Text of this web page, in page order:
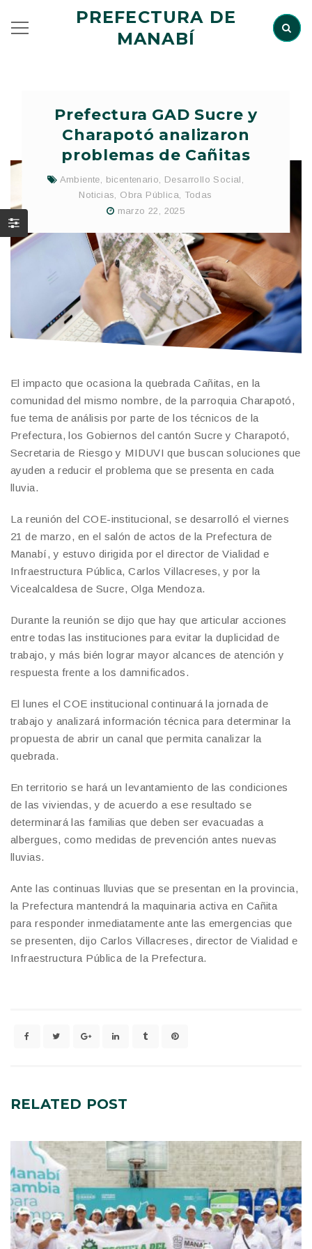
PREFECTURA DE
MANABÍ
Prefectura GAD Sucre y
Charapotó analizaron
problemas de Cañitas
Ambiente, bicentenario, Desarrollo Social ,
Noticias, Obra Pública, Todas
marzo 22, 2025
El impacto que ocasiona la quebrada Cañitas, en la
comunidad del mismo nombre, de la parroquia Charapotó,
fue tema de análisis por parte de los técnicos de la
Prefectura, los Gobiernos del cantón Sucre y Charapotó,
Secretaria de Riesgo y MIDUVI que buscan soluciones que
ayuden a reducir el problema que se presenta en cada
lluvia.
La reunión del COE-institucional, se desarrolló el viernes
21 de marzo, en el salón de actos de la Prefectura de
Manabí, y estuvo dirigida por el director de Vialidad e
Infraestructura Pública, Carlos Villacreses, y por la
Vicealcaldesa de Sucre, Olga Mendoza.
Durante la reunión se dijo que hay que articular acciones
entre todas las instituciones para evitar la duplicidad de
trabajo, y más bién lograr mayor alcances de atención y
respuesta frente a los damnificados.
El lunes el COE institucional continuará la jornada de
trabajo y analizará información técnica para determinar la
propuesta de abrir un canal que permita canalizar la
quebrada.
En territorio se hará un levantamiento de las condiciones
de las viviendas, y de acuerdo a ese resultado se
determinará las familias que deben ser evacuadas a
albergues, como medidas de prevención antes nuevas
lluvias.
Ante las continuas lluvias que se presentan en la provincia,
la Prefectura mantendrá la maquinaria activa en Cañita
para responder inmediatamente ante las emergencias que
se presenten, dijo Carlos Villacreses, director de Vialidad e
Infraestructura Pública de la Prefectura.
RELATED POST